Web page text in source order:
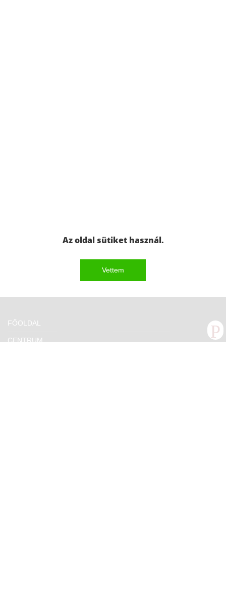
FŐOLDAL
CENTRUM
Az oldal sütiket használ.
Vettem